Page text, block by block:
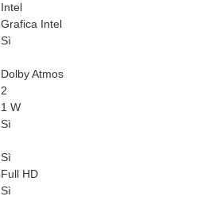
Intel
Grafica Intel
Sì
Dolby Atmos
2
1 W
Sì
Sì
Full HD
Sì